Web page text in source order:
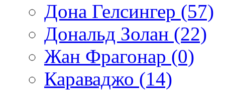
Дона Гелсингер (57)
Дональд Золан (22)
Жан Фрагонар (0)
Караваджо (14)